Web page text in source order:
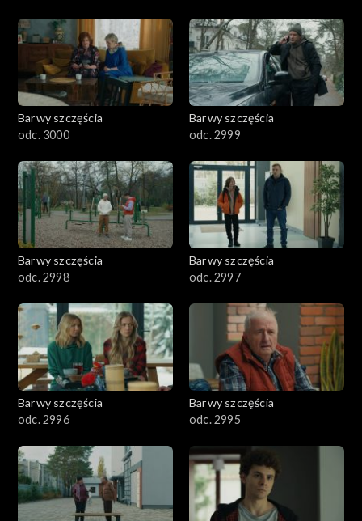
3201-3300
3101-3200
3001-3100
2901-3000
2801–2900
2701–2800
2501–2600
2401–2500
2301–2400
2201–2300
2101–2200
Barwy szczęścia
odc. 3000
Barwy szczęścia
odc. 2999
Barwy szczęścia
odc. 2998
Barwy szczęścia
odc. 2997
Barwy szczęścia
odc. 2996
Barwy szczęścia
odc. 2995